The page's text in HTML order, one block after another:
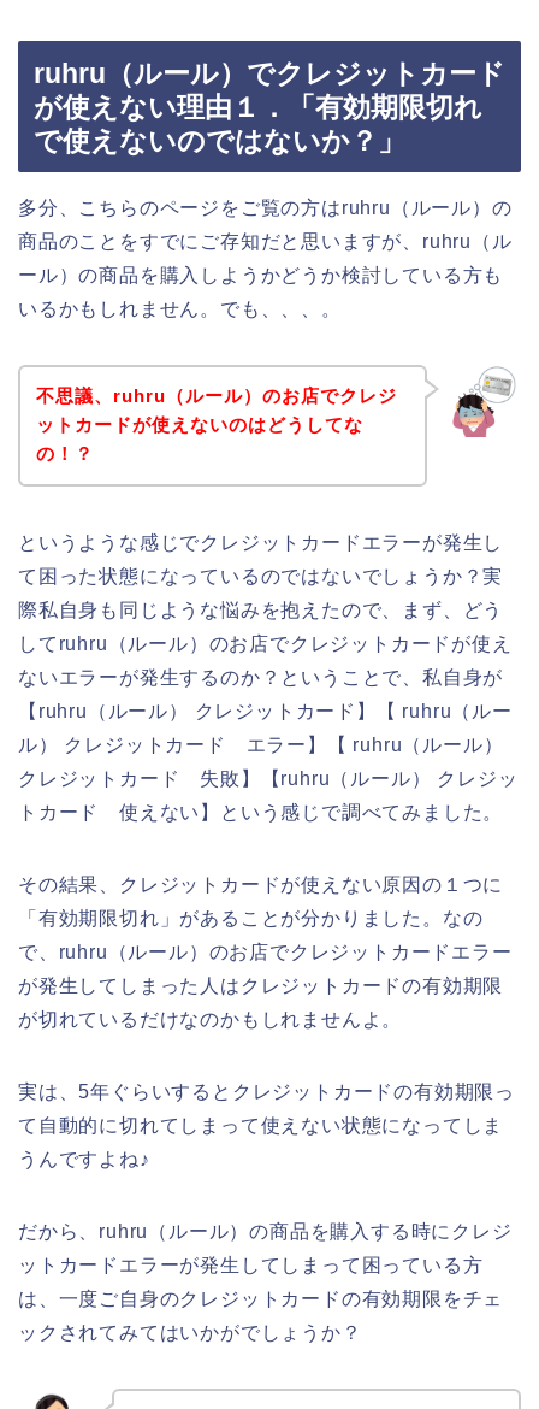
ruhru（ルール）でクレジットカード
が使えない理由１．「有効期限切れ
で使えないのではないか？」
多分、こちらのページをご覧の方はruhru（ルール）の
商品のことをすでにご存知だと思いますが、ruhru（ル
ール）の商品を購入しようかどうか検討している方も
いるかもしれません。でも、、、。
不思議、ruhru（ルール）のお店でクレジ
ットカードが使えないのはどうしてな
の！？
というような感じでクレジットカードエラーが発生し
て困った状態になっているのではないでしょうか？実
際私自身も同じような悩みを抱えたので、まず、どう
してruhru（ルール）のお店でクレジットカードが使え
ないエラーが発生するのか？ということで、私自身が
【ruhru（ルール） クレジットカード】【 ruhru（ルー
ル） クレジットカード エラー】【 ruhru（ルール）
クレジットカード 失敗】【ruhru（ルール） クレジッ
トカード 使えない】という感じで調べてみました。
その結果、クレジットカードが使えない原因の１つに
「有効期限切れ」があることが分かりました。なの
で、ruhru（ルール）のお店でクレジットカードエラー
が発生してしまった人はクレジットカードの有効期限
が切れているだけなのかもしれませんよ。
実は、5年ぐらいするとクレジットカードの有効期限っ
て自動的に切れてしまって使えない状態になってしま
うんですよね♪
だから、ruhru（ルール）の商品を購入する時にクレジ
ットカードエラーが発生してしまって困っている方
は、一度ご自身のクレジットカードの有効期限をチェ
ックされてみてはいかがでしょうか？